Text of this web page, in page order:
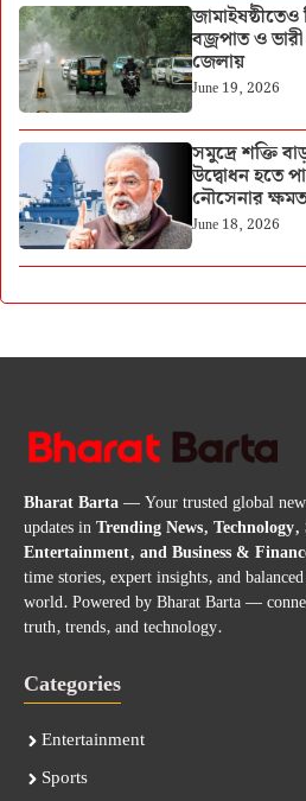
বজ্রপাত ও
জেলায়
June 19, 2026
সমুদ্রে শক্তি
উদ্বোধন হতে
নৌসেনার
June 18, 2026
Bharat Barta— Your trusted global
updates inTrending News,
Entertainment, and Business &
time stories, expert insights, and
world. Powered by Bharat Barta —
truth, trends, and technology.
Categories
Entertainment
Sports